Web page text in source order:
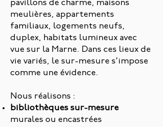
pavillons de charme, maisons
meulières, appartements
familiaux, logements neufs,
duplex, habitats lumineux avec
vue sur la Marne. Dans ces lieux de
vie variés, le sur-mesure s’impose
comme une évidence.
Nous réalisons :
bibliothèques sur-mesure
murales ou encastrées